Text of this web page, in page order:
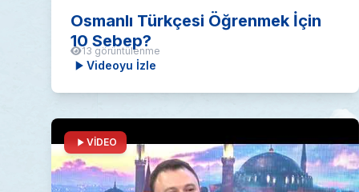
Osmanlı Türkçesi Öğrenmek İçin
10 Sebep?
13 görüntülenme
Videoyu İzle
VİDEO